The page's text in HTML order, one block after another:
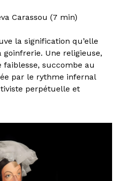
Carassou (7 min)
la signification qu’elle
goinfrerie. Une religieuse,
succombe au
par le rythme infernal
perpétuelle et